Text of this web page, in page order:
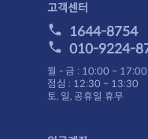
고객센터
1644-8754
010-9224-
월 - 금 : 10:00 ~ 17:00
점심 : 12:30 ~ 13:30
토, 일, 공휴일 휴무